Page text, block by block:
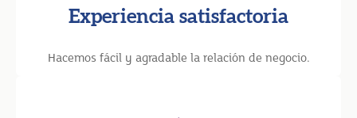
Experiencia satisfactoria
Hacemos fácil y agradable la relación de negocio.